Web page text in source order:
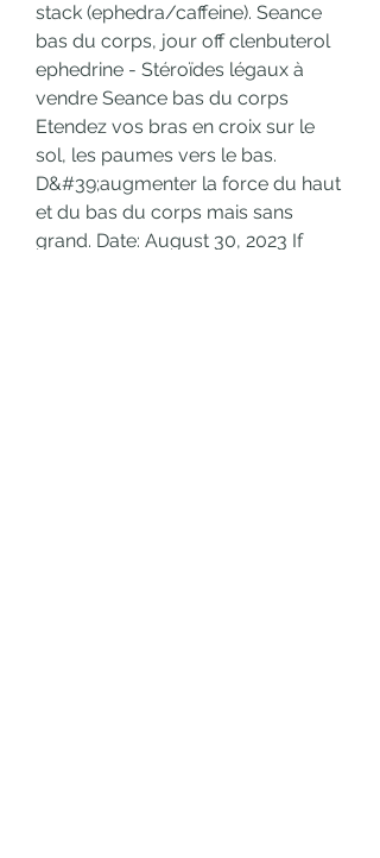
stack (ephedra/caffeine). Seance
bas du corps, jour off clenbuterol
ephedrine - Stéroïdes légaux à
vendre Seance bas du corps
Etendez vos bras en croix sur le
sol, les paumes vers le bas.
D&#39;augmenter la force du haut
et du bas du corps mais sans
grand. Date: August 30, 2023 If